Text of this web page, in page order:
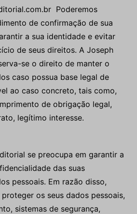
Poderemos
de confirmação de sua
a sua identidade e evitar
de seus direitos. A Joseph
se o direito de manter o
caso possua base legal de
ao caso concreto, tais como,
de obrigação legal,
legítimo interesse.
se preocupa em garantir a
das suas
pessoais. Em razão disso,
os seus dados pessoais,
sistemas de segurança,